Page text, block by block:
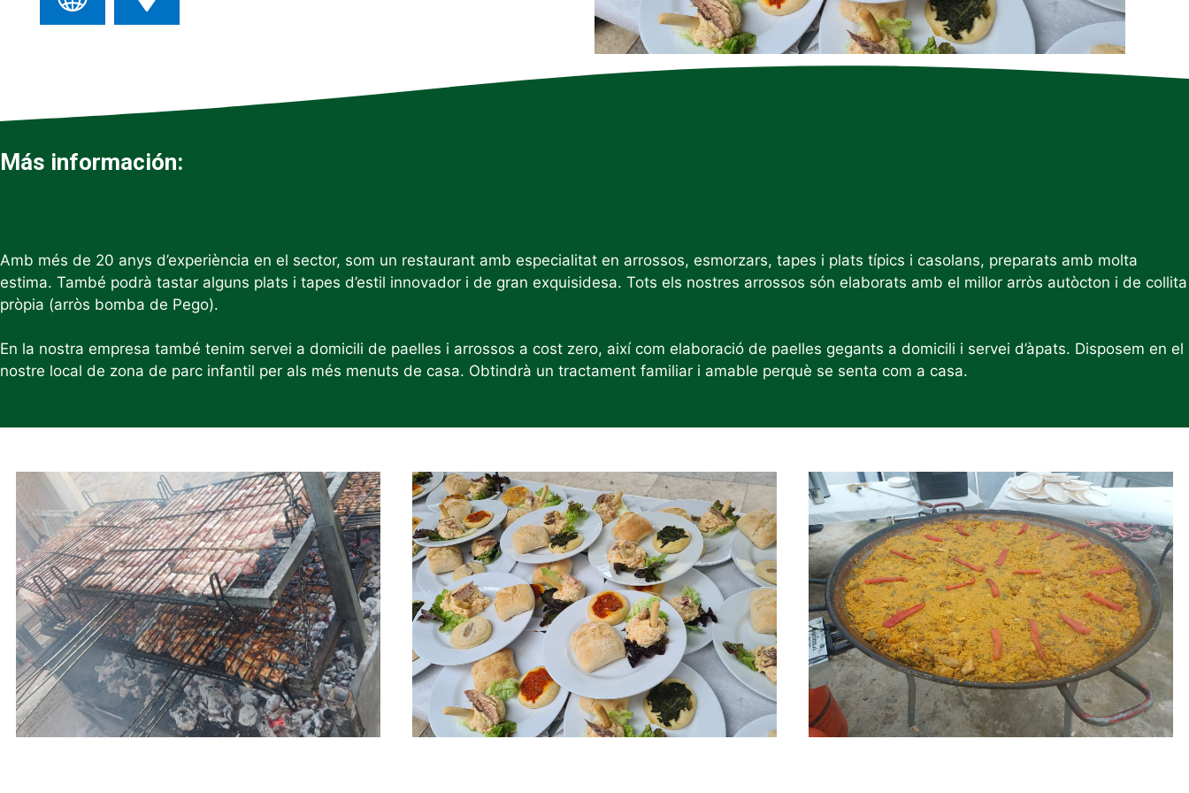
Más información:
Amb més de 20 anys d’experiència en el sector, som un restaurant amb especialitat en arrossos, esmorzars, tapes i plats típics i casolans, preparats amb molta
estima. També podrà tastar alguns plats i tapes d’estil innovador i de gran exquisidesa. Tots els nostres arrossos són elaborats amb el millor arròs autòcton i de collita
pròpia (arròs bomba de Pego).
En la nostra empresa també tenim servei a domicili de paelles i arrossos a cost zero, així com elaboració de paelles gegants a domicili i servei d’àpats. Disposem en el
nostre local de zona de parc infantil per als més menuts de casa. Obtindrà un tractament familiar i amable perquè se senta com a casa.